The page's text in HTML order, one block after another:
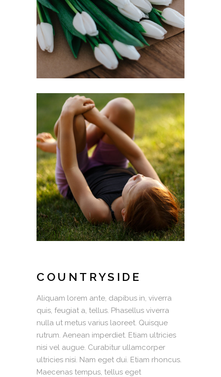
COUNTRYSIDE
Aliquam lorem ante, dapibus in, viverra
quis, feugiat a, tellus. Phasellus viverra
nulla ut metus varius laoreet. Quisque
rutrum. Aenean imperdiet. Etiam ultricies
nisi vel augue. Curabitur ullamcorper
ultricies nisi. Nam eget dui. Etiam rhoncus.
Maecenas tempus, tellus eget